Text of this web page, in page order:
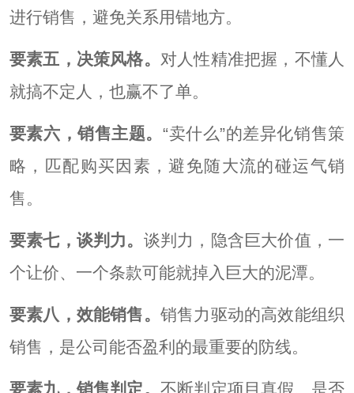
进行销售，避免关系用错地方。
要素五，决策风格。 对人性精准把握，不懂人
就搞不定人，也赢不了单。
要素六，销售主题。 “卖什么”的差异化销售策
略，匹配购买因素，避免随大流的碰运气销
售。
要素七，谈判力。 谈判力，隐含巨大价值，一
个让价、一个条款可能就掉入巨大的泥潭。
要素八，效能销售。 销售力驱动的高效能组织
销售，是公司能否盈利的最重要的防线。
要素九，销售判定。 不断判定项目真假、是否